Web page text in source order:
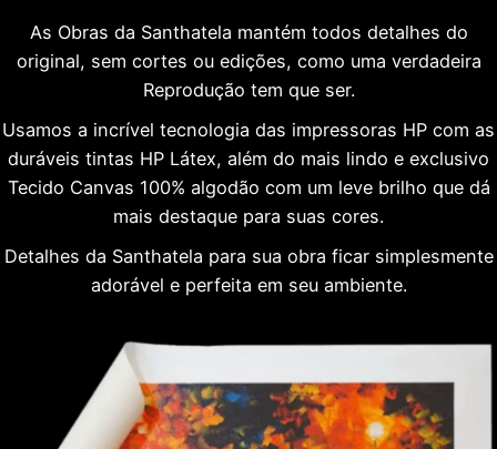
As Obras da Santhatela mantém todos detalhes do
original, sem cortes ou edições, como uma verdadeira
Reprodução tem que ser.
Usamos a incrível tecnologia das impressoras HP com as
duráveis tintas HP Látex, além do mais lindo e exclusivo
Tecido Canvas 100% algodão com um leve brilho que dá
mais destaque para suas cores.
Detalhes da Santhatela para sua obra ficar simplesmente
adorável e perfeita em seu ambiente.